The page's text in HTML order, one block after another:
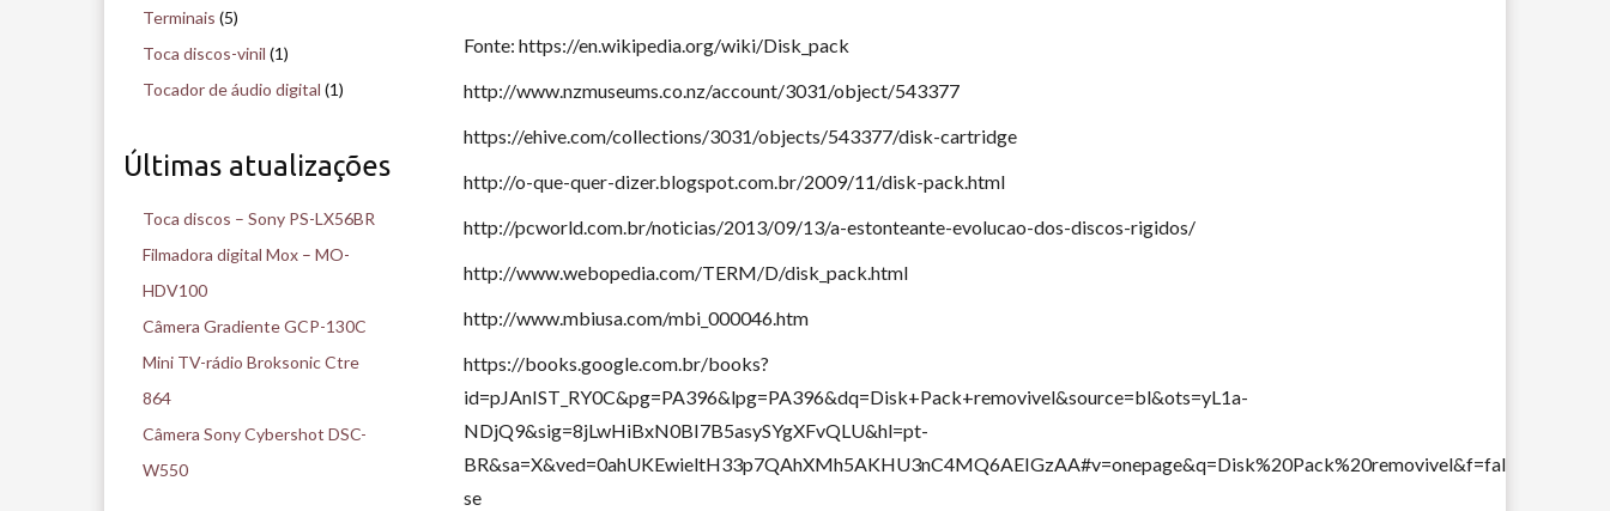
Fonte: https://en.wikipedia.org/wiki/Disk_pack
http://www.nzmuseums.co.nz/account/3031/object/543377
https://ehive.com/collections/3031/objects/543377/disk-cartridge
http://o-que-quer-dizer.blogspot.com.br/2009/11/disk-pack.html
http://pcworld.com.br/noticias/2013/09/13/a-estonteante-evolucao-dos-discos-rigidos/
http://www.webopedia.com/TERM/D/disk_pack.html
http://www.mbiusa.com/mbi_000046.htm
https://books.google.com.br/books?
id=pJAnIST_RY0C&pg=PA396&lpg=PA396&dq=Disk+Pack+removivel&source=bl&ots=yL1a-
NDjQ9&sig=8jLwHiBxN0BI7B5asySYgXFvQLU&hl=pt-
BR&sa=X&ved=0ahUKEwieltH33p7QAhXMh5AKHU3nC4MQ6AEIGzAA#v=onepage&q=Disk%20Pack%20removivel&f=fal
se
Terminais (5)
Toca discos-vinil (1)
Tocador de áudio digital (1)
Últimas atualizações
Toca discos – Sony PS-LX56BR
Filmadora digital Mox – MO-
HDV100
Câmera Gradiente GCP-130C
Mini TV-rádio Broksonic Ctre
864
Câmera Sony Cybershot DSC-
W550